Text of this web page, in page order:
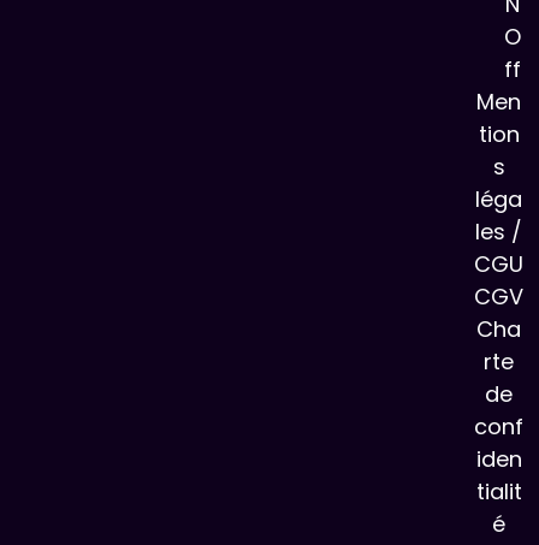
O
ff
Men
tion
s
léga
les /
CGU
CGV
Cha
rte
de
conf
iden
tialit
é